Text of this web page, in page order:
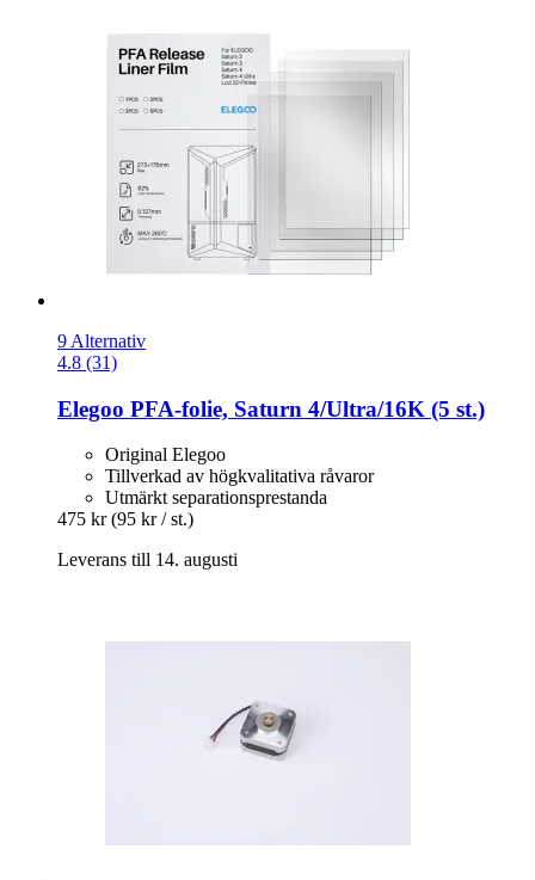
9 Alternativ
4.8 (31)
Elegoo PFA-​folie, Saturn 4/Ultra/16K (5 st.)
Original Elegoo
Tillverkad av högkvalitativa råvaror
Utmärkt separationsprestanda
475 kr (95 kr / st.)
Leverans till 14. augusti